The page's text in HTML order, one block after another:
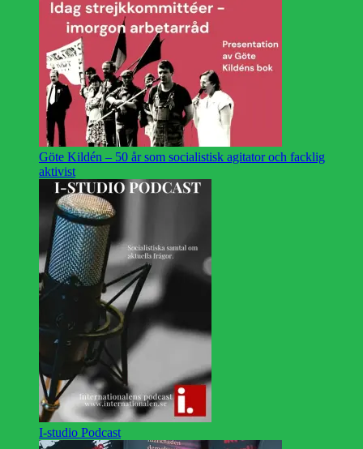
Göte Kildén – 50 år som socialistisk agitator och facklig
aktivist
I-studio Podcast